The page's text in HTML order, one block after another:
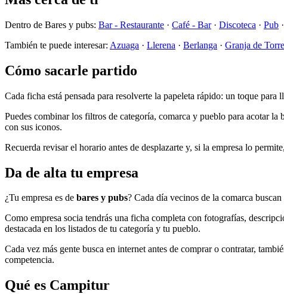
Dentro de Bares y pubs: Bar - Restaurante · Café - Bar· Discoteca · Pub ·
También te puede interesar: Azuaga · Llerena · Berlanga · Granja de
Cómo sacarle partido
Cada ficha está pensada para resolverte la papeleta rápido: un toque
Puedes combinar los filtros de categoría, comarca y pueblo para acotar
con sus iconos.
Recuerda revisar el horario antes de desplazarte y, si la empresa lo
Da de alta tu empresa
¿Tu empresa es de bares y pubs? Cada día vecinos de la comarca
Como empresa socia tendrás una ficha completa con fotografías,
destacada en los listados de tu categoría y tu pueblo.
Cada vez más gente busca en internet antes de comprar o contratar,
competencia.
Qué es Campitur